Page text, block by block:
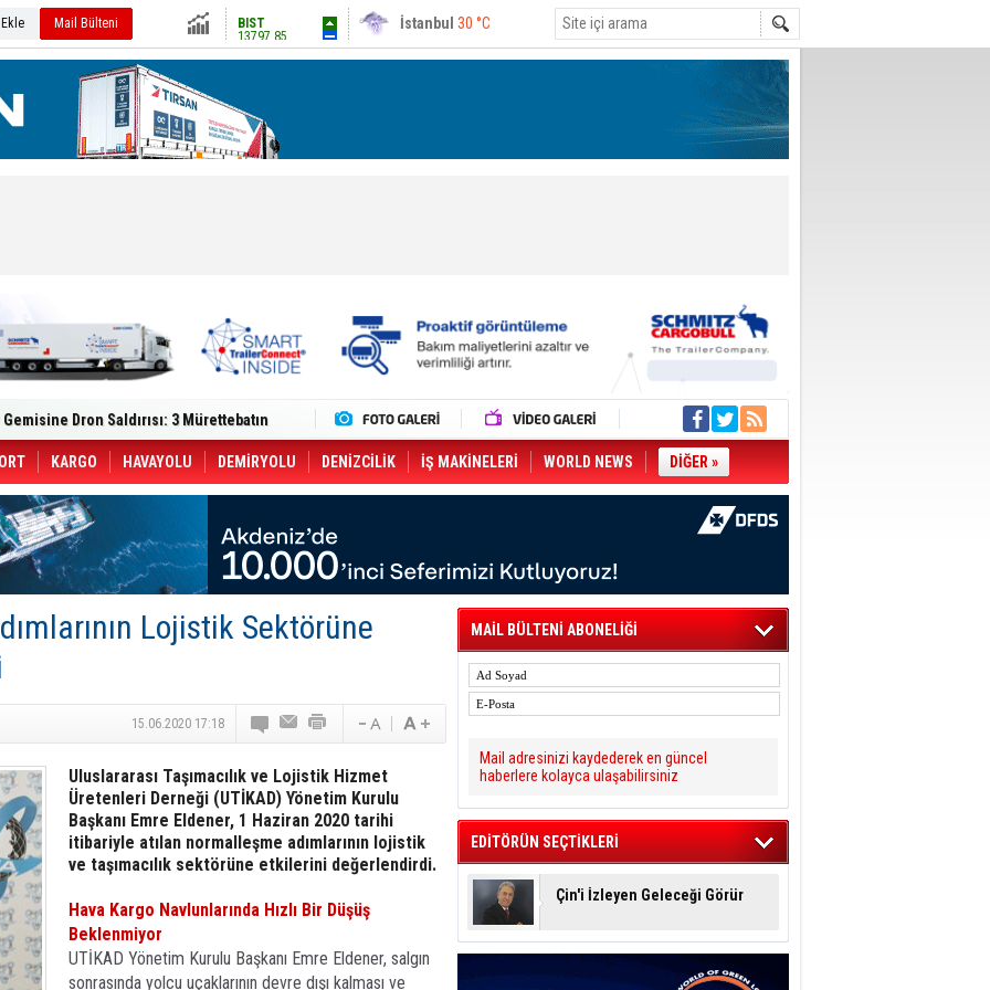
Mail Bülteni
Altın6534.58
Ankara30 °C
Master Red EDITION'ı ÖKN Lojistik
CCO'su Oldu
49 Destinasyonda İndirimli Taşıma
Aybir Lojistik Filosuna Katıldı
Dergi)
Yönetimini Dijitalleştiriyor
in June, Up 8.5%
ile Güçlendirdi
Saadia Zahidi Getirildi. IATA Tarihinde İlk
Zahidi as Director General
Ankara ile Hizmet Ağını Güçlendirdi
10 Adet T520 Çekici Teslim Etti
KARGO HAVAYOLU DEMİRYOLU DENİZCİLİK İŞ MAKİNELERİ WORLD NEWS DİĞER »
Lojistik Sektörüne
15.06.2020 17:18
Uluslararası Taşımacılık ve Lojistik Hizmet
Üretenleri Derneği (UTİKAD) Yönetim Kurulu
Başkanı Emre Eldener, 1 Haziran 2020 tarihi
itibariyle atılan normalleşme adımlarının lojistik
ve taşımacılık sektörüne etkilerini değerlendirdi.
Hava Kargo Navlunlarında Hızlı Bir Düşüş
Beklenmiyor
UTİKAD Yönetim Kurulu Başkanı Emre Eldener, salgın
sonrasında yolcu uçaklarının devre dışı kalması ve
MAİL BÜLTENİ ABONELİĞİ
Mail adresinizi kaydederek en güncel
haberlere kolayca ulaşabilirsiniz
EDİTÖRÜN SEÇTİKLERİ
Çin'i İzleyen Geleceği Görür